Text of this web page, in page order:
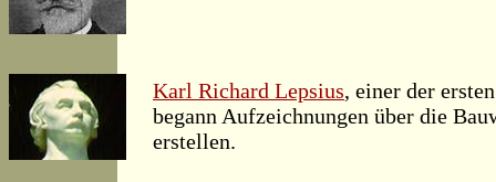
Karl Richard Lepsius, einer der
begann Aufzeichnungen über die
erstellen.